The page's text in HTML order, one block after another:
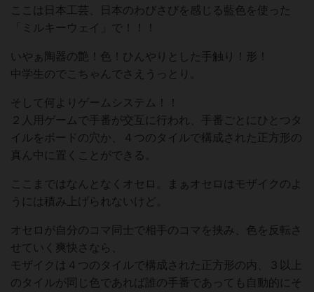
ここは日本工芸、日本のわびさびを感じる藍色を使った
「ミルキーウェイ」で！！！
いやぁ陶器の艶！色！ひんやりとした手触り！形！
中学生のでこちゃんでさえうっとり。
そして何よりゲームシステム！！
２人用ゲームで手番が交互に行われ、手番ごとにひとつタ
イルをボードの穴か、４つのタイルで構成された正方形の
真ん中に置くことができる。
ここまではなんとなくオセロ。まぁオセロはモザイクのよ
うには積み上げられないけど。
オセロが自分のコマ同士で相手のコマを挟み、色を反転さ
せていく爽快さなら、
モザイクは４つのタイルで構成された正方形の内、３以上
のタイルが同じ色であれば誰の手番であっても自動的にそ